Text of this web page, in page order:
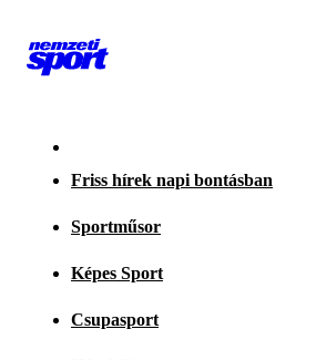
Friss hírek napi bontásban
Sportműsor
Képes Sport
Csupasport